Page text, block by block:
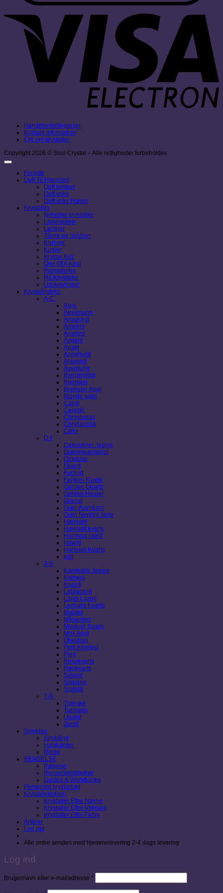
Handelsebetingelser
Kontakt information
Etik om krystaller
Copyright 2026 © Soul Crystal – Alle rettigheder forbeholdes
Forside
Duft Til Hjemmet
Duft lamper
Duft voks
Duft voks Prøver
Krystaller
Nyheder krystaller
Lommesten
Lamper
Tårne og Spidser
Klynger
Kugler
Krystal Kits
One Of A Kind
Palmstones
Rå Krystaller
Udskæringer
Krystalindeks
A-C
Agat
Akvamarin
Amazonit
Ametrin
Ametyst
Angelit
Apatit
Apophyllit
Aragonit
Aventurin
Bjergkrystal
Blodsten
Blomster Agat
Blonde agat
Calcit
Celestit
Chrysopras
Chrysocolla
Citrin
D-I
Dalmatiner Jaspis
Drømmeametyst
Dioptase
Fluorit
Fuchsit
Fantom Kvarts
Garden Quartz
Golden Healer
Granat
Grøn Aventurin
Grøn Nephrit Jade
Hæmatit
Hæmatit kvarts
Honning calcit
Howlit
Harlekin Kvarts
Iolit
J-S
Kambaba Jaspis
Karneol
Kunzit
Labradorit
Lapis Lazuli
Lemuria Kvarts
Malakit
Månesten
Mookait Jaspis
Mos Agat
Obsidian
Pink Ametyst
Pyrit
Rosakvarts
Røgkvarts
Selenit
Septarie
Sodalit
T-Å
Tigerøje
Turmalin
Unakit
Zeolit
Smykker
Armbånd
Halskæder
Ringe
RENSELSE
Røgelse
Renselsestilbehør
Guides & Workbooks
Personligt krystalsæt
Krystalleksikon
Krystaller Efter Navne
Krystaller Efter Virkning
Krystaller Efter Farve
Artikler
Log ind
Alle ordre sendes med hjemmelevering 2-4 dags levering
Log ind
Brugernavn eller e-mailadresse *Påkrævet